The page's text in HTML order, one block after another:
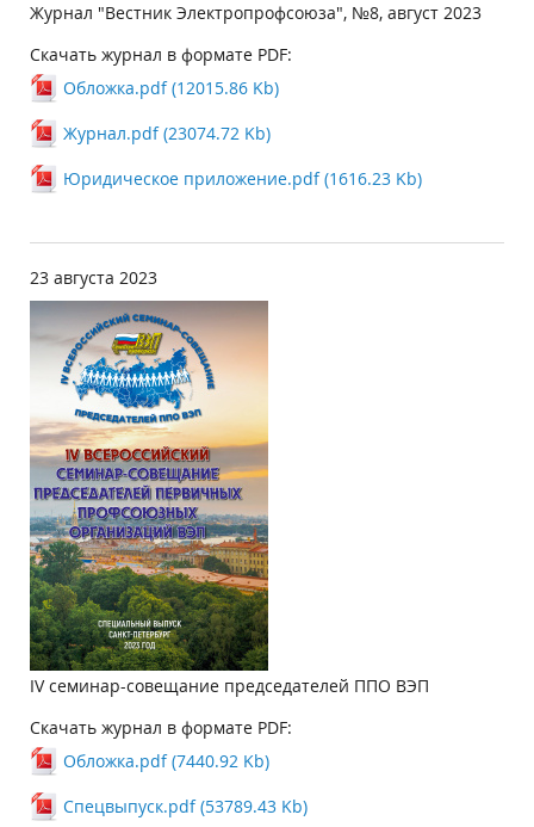
Журнал "Вестник Электропрофсоюза", №8, август 2023
Скачать журнал в формате PDF:
Обложка.pdf (12015.86 Kb)
Журнал.pdf (23074.72 Kb)
Юридическое приложение.pdf (1616.23 Kb)
23 августа 2023
IV семинар-совещание председателей ППО ВЭП
Скачать журнал в формате PDF:
Обложка.pdf (7440.92 Kb)
Спецвыпуск.pdf (53789.43 Kb)